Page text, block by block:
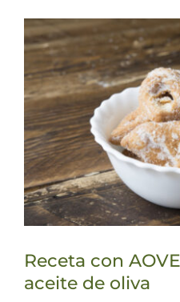
Receta con
aceite de oliva